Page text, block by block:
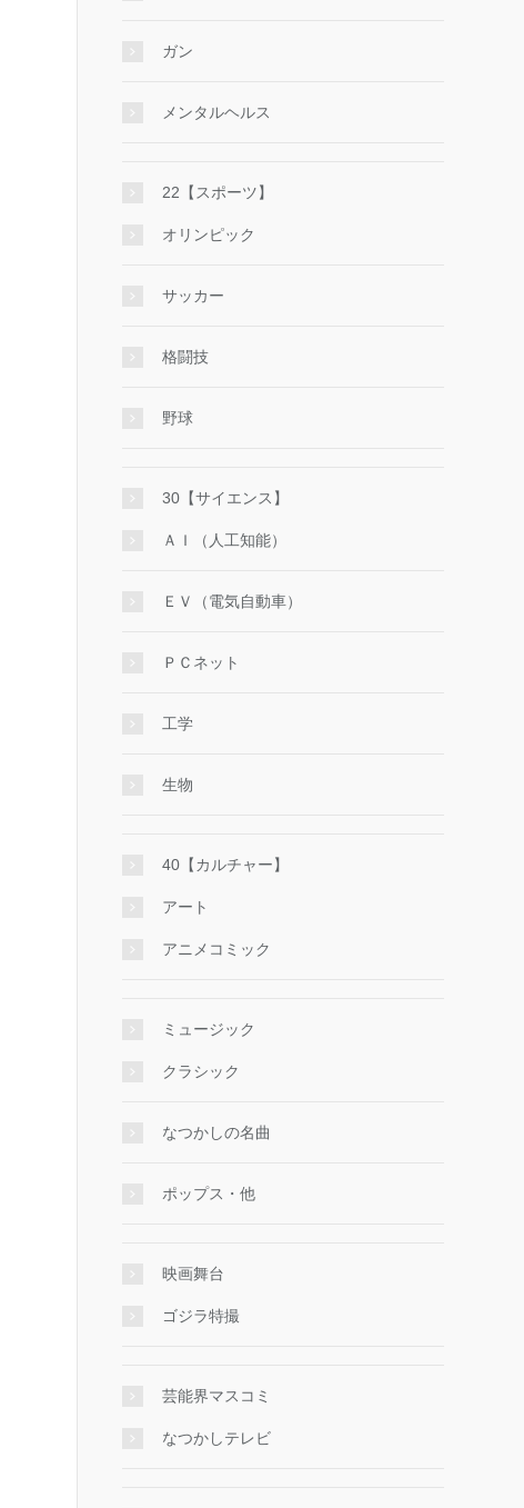
ガン
メンタルヘルス
22【スポーツ】
オリンピック
サッカー
格闘技
野球
30【サイエンス】
ＡＩ（人工知能）
ＥＶ（電気自動車）
ＰＣネット
工学
生物
40【カルチャー】
アート
アニメコミック
ミュージック
クラシック
なつかしの名曲
ポップス・他
映画舞台
ゴジラ特撮
芸能界マスコミ
なつかしテレビ